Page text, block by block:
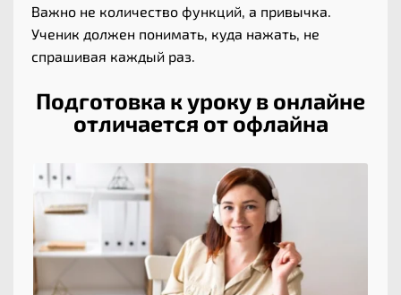
Важно не количество функций, а привычка.
Ученик должен понимать, куда нажать, не
спрашивая каждый раз.
Подготовка к уроку в онлайне
отличается от офлайна